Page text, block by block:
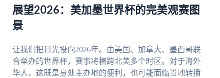
展望2026：美加墨世界杯的完美观赛图
景
让我们把目光投向2026年。由美国、加拿大、墨西哥联
合举办的世界杯，赛事将横跨北美多个时区。对于海外
华人，这既是身处主办地的便利，也可能面临当地转播